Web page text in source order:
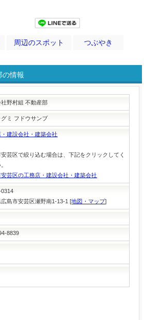
周辺のスポット
つぶやき
の情報
社野村組 不動産部
グミ フドウサンブ
・建設会社・建築会社
安芸区で絞り込む場合は、下記をクリックしてく
安芸区の工務店・建設会社・建築会社
広島市安芸区瀬野南1-13-1 [地図・マップ]
8839